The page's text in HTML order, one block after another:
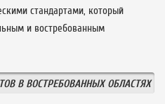
стандартами, который
и востребованным
В ВОСТРЕБОВАННЫХ ОБЛАСТЯХ